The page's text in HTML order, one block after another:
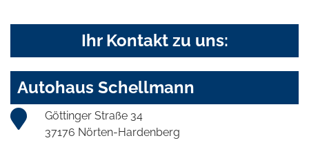
Ihr Kontakt zu uns:
Autohaus Schellmann
Göttinger Straße 34
37176 Nörten-Hardenberg